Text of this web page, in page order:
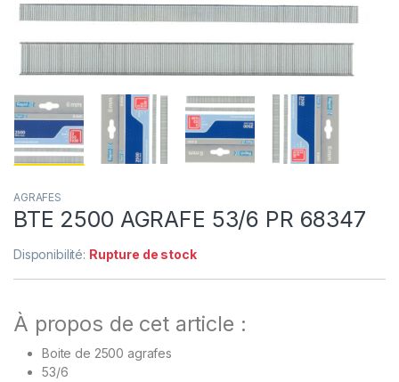
AGRAFES
BTE 2500 AGRAFE 53/6 PR 68347
Disponibilité: Rupture de stock
À propos de cet article :
Boite de 2500 agrafes
53/6